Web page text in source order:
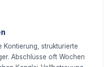
Kontierung, strukturierte
Abschlüsse oft Wochen